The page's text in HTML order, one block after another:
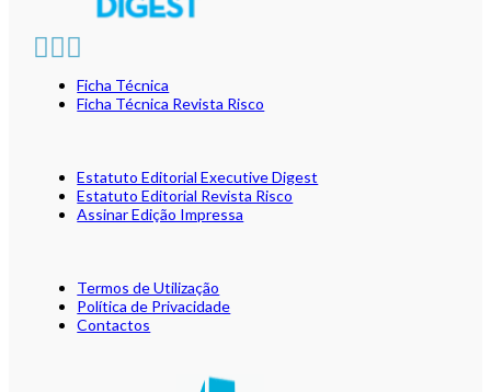
Ficha Técnica
Ficha Técnica Revista Risco
Estatuto Editorial Executive Digest
Estatuto Editorial Revista Risco
Assinar Edição Impressa
Termos de Utilização
Política de Privacidade
Contactos